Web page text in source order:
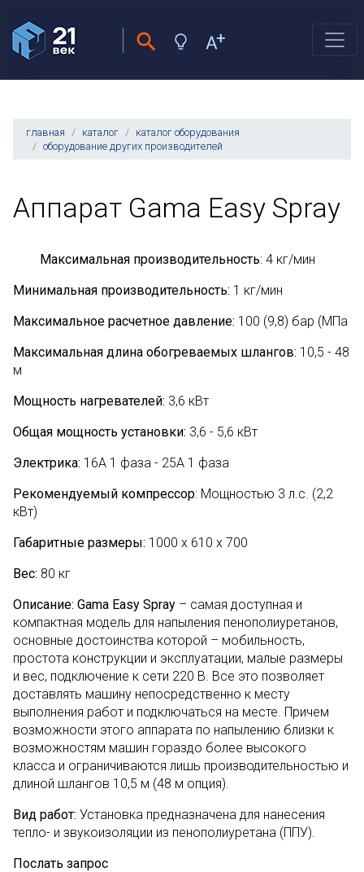
главная каталог
каталог оборудования
оборудование других производителей
Аппарат Gama Easy Spray
Максимальная производительность: 4 кг/мин
Минимальная производительность: 1 кг/мин
Максимальное расчетное давление: 100 (9,8) бар (МПа
Максимальная длина обогреваемых шлангов: 10,5 - 48
м
Мощность нагревателей: 3,6 кВт
Общая мощность установки: 3,6 - 5,6 кВт
Электрика: 16А 1 фаза - 25А 1 фаза
Рекомендуемый компрессор: Мощностью 3 л.с. (2,2
кВт)
Габаритные размеры: 1000 х 610 х 700
Вес: 80 кг
Описание: Gama Easy Spray – самая доступная и
компактная модель для напыления пенополиуретанов,
основные достоинства которой – мобильность,
простота конструкции и эксплуатации, малые размеры
и вес, подключение к сети 220 В. Все это позволяет
доставлять машину непосредственно к месту
выполнения работ и подключаться на месте. Причем
возможности этого аппарата по напылению близки к
возможностям машин гораздо более высокого
класса и ограничиваются лишь производительностью и
длиной шлангов 10,5 м (48 м опция).
Вид работ: Установка предназначена для нанесения
тепло- и звукоизоляции из пенополиуретана (ППУ).
Послать запрос